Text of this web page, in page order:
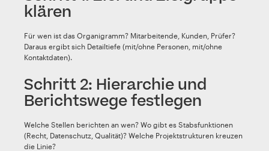
klären
Für wen ist das Organigramm? Mitarbeitende, Kunden, Prüfer?
Daraus ergibt sich Detailtiefe (mit/ohne Personen, mit/ohne
Kontaktdaten).
Schritt 2: Hierarchie und
Berichtswege festlegen
Welche Stellen berichten an wen? Wo gibt es Stabsfunktionen
(Recht, Datenschutz, Qualität)? Welche Projektstrukturen kreuzen
die Linie?